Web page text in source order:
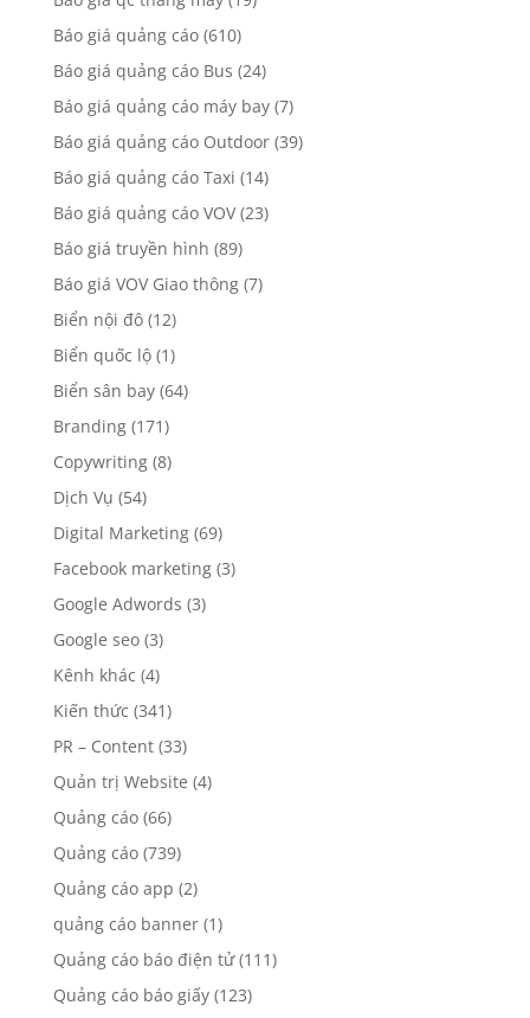
Báo giá quảng cáo(610)
Báo giá quảng cáo Bus (24)
Báo giá quảng cáo máy bay(7)
Báo giá quảng cáo Outdoor(39)
Báo giá quảng cáo Taxi (14)
Báo giá quảng cáo VOV(23)
Báo giá truyền hình (89)
Báo giá VOV Giao thông(7)
Biển nội đô(12)
Biển quốc lộ(1)
Biển sân bay(64)
Branding(171)
Copywriting(8)
Dịch Vụ (54)
Digital Marketing(69)
Facebook marketing(3)
Google Adwords (3)
Google seo(3)
Kênh khác (4)
Kiến thức (341)
PR – Content(33)
Quản trị Website (4)
Quảng cáo(66)
Quảng cáo(739)
Quảng cáo app (2)
quảng cáo banner(1)
Quảng cáo báo điện tử(111)
Quảng cáo báo giấy(123)